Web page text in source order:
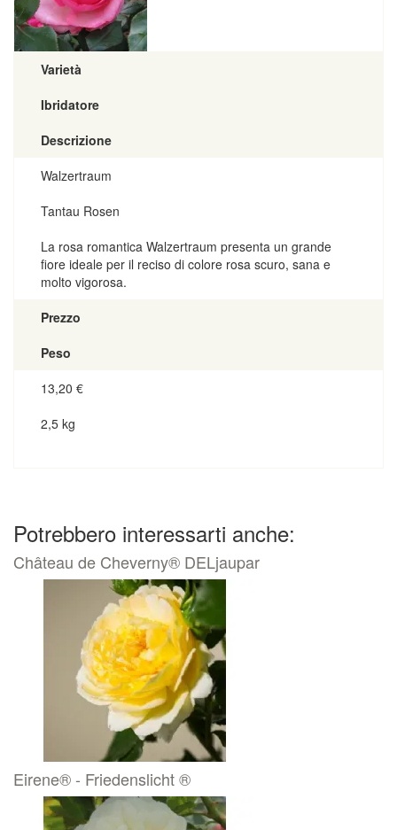
Varietà
Ibridatore
Descrizione
Walzertraum
Tantau Rosen
La rosa romantica Walzertraum presenta un grande
fiore ideale per il reciso di colore rosa scuro, sana e
molto vigorosa.
Prezzo
Peso
13,20 €
2,5 kg
Potrebbero interessarti anche:
Château de Cheverny® DELjaupar
Eirene® - Friedenslicht ®